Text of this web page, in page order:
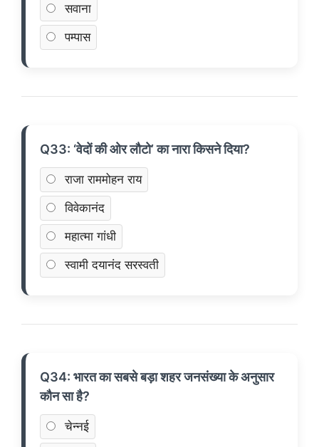
सवाना
पम्पास
Q33: ‘वेदों की ओर लौटो’ का नारा किसने दिया?
राजा राममोहन राय
विवेकानंद
महात्मा गांधी
स्वामी दयानंद सरस्वती
Q34: भारत का सबसे बड़ा शहर जनसंख्या के अनुसार
कौन सा है?
चेन्नई